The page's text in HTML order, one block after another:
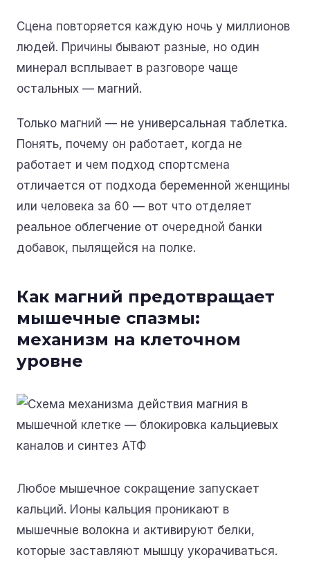
Сцена повторяется каждую ночь у миллионов
людей. Причины бывают разные, но один
минерал всплывает в разговоре чаще
остальных — магний.
Только магний — не универсальная таблетка.
Понять, почему он работает, когда не
работает и чем подход спортсмена
отличается от подхода беременной женщины
или человека за 60 — вот что отделяет
реальное облегчение от очередной банки
добавок, пылящейся на полке.
Как магний предотвращает
мышечные спазмы:
механизм на клеточном
уровне
Любое мышечное сокращение запускает
кальций. Ионы кальция проникают в
мышечные волокна и активируют белки,
которые заставляют мышцу укорачиваться.